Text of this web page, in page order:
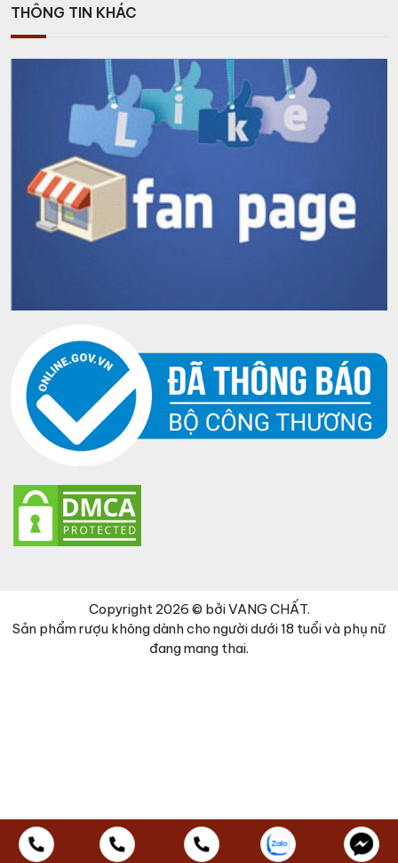
THÔNG TIN KHÁC
Copyright 2026 © bởi VANG CHẤT.
Sản phẩm rượu không dành cho người dưới 18 tuổi và phụ nữ
đang mang thai.
Đã thêm sản phẩm vào giỏ hàng Thanh toán